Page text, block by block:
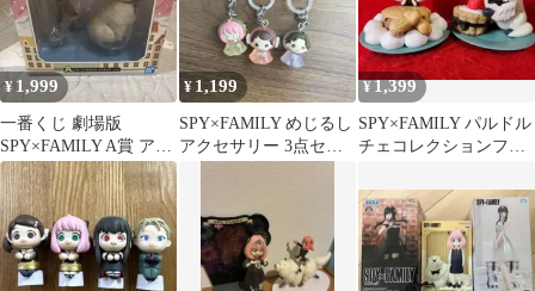
¥ 1,999
一番くじ 劇場版
SPY×FAMILY A賞 アー
ニャ＆ボンド
¥ 1,199
SPY×FAMILY めじるし
アクセサリー 3点セッ
¥1,399
SPY×FAMILY パルドル
チェコレクションフィ
ンド